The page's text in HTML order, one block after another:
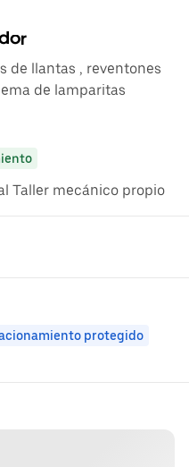
de llantas , reventones
de lamparitas
Taller mecánico propio
protegido